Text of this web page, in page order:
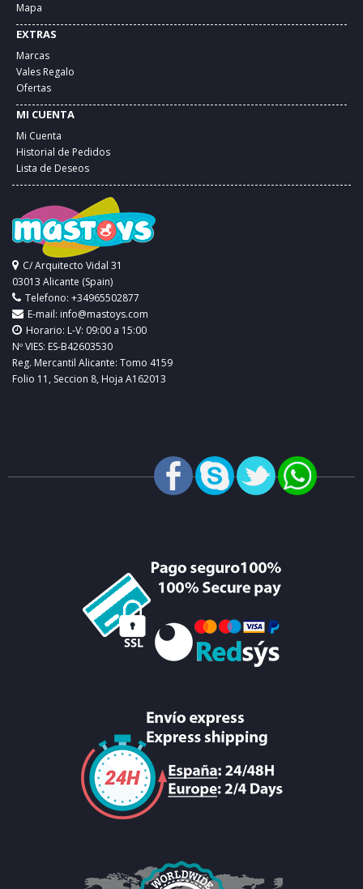
Mapa
EXTRAS
Marcas
Vales Regalo
Ofertas
MI CUENTA
Mi Cuenta
Historial de Pedidos
Lista de Deseos
C/ Arquitecto Vidal 31
03013 Alicante (Spain)
Telefono: +34965502877
E-mail: info@mastoys.com
Horario: L-V: 09:00 a 15:00
Nº VIES: ES-B42603530
Reg. Mercantil Alicante: Tomo 4159
Folio 11, Seccion 8, Hoja A162013